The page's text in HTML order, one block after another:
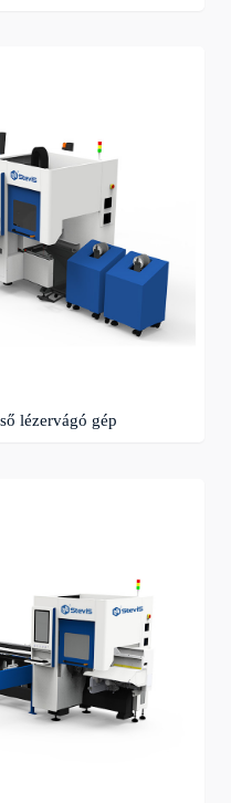
lézervágó gép